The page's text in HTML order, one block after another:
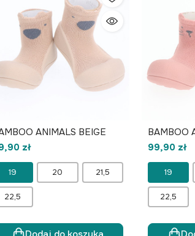
ANIMALS BEIGE
zł
19 20 21,5
22,5
BAMBOO
99,90 zł
19
22,5